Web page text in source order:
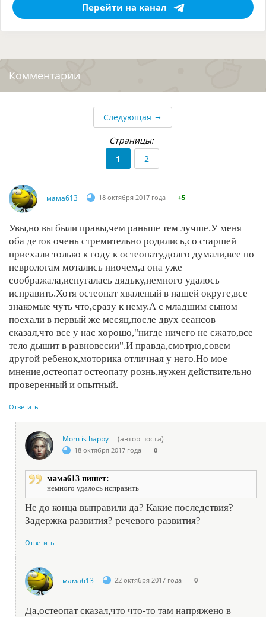
Перейти на канал
Комментарии
Следующая →
Страницы:
1
2
мама613 18 октября 2017 года +5
Увы,но вы были правы,чем раньше тем лучше.У меня
оба деток очень стремительно родились,со старшей
приехали только к году к остеопату,долго думали,все по
неврологам мотались ниочем,а она уже
соображала,испугалась дядьку,немного удалось
исправить.Хотя остеопат хваленый в нашей округе,все
знакомые чуть что,сразу к нему.А с младшим сыном
поехали в первый же месяц,после двух сеансов
сказал,что все у нас хорошо,"нигде ничего не сжато,все
тело дышит в равновесии".И правда,смотрю,совем
другой ребенок,моторика отличная у него.Но мое
мнение,остеопат остеопату рознь,нужен действительно
проверенный и опытный.
Ответить
Mom is happy (автор поста)
18 октября 2017 года 0
мама613 пишет:
немного удалось исправить
Не до конца выправили да? Какие последствия?
Задержка развития? речевого развития?
Ответить
мама613 22 октября 2017 года 0
Да,остеопат сказал,что что-то там напряжено в